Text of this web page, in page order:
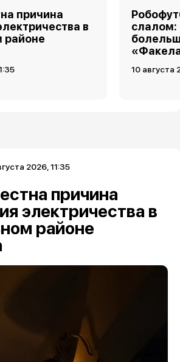
причина
в
районе
слалом:
10 августа
2026, 11:35
причина
электричества в
районе